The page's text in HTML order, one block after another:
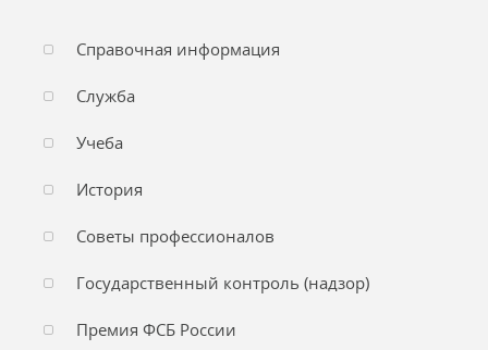
Справочная информация
Служба
Учеба
История
Советы профессионалов
Государственный контроль (надзор)
Премия ФСБ России